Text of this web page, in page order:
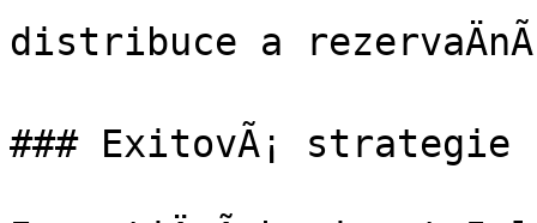
distribuce a
### ExitovÃ¡ strategie